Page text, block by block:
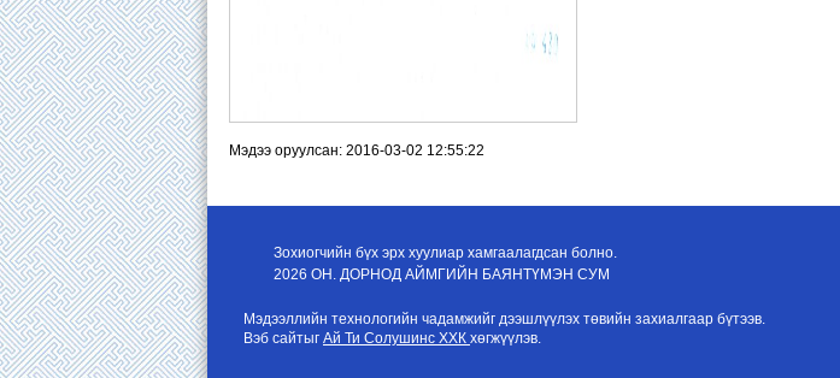
Мэдээ оруулсан: 2016-03-02 12:55:22
Зохиогчийн бүх эрх хуулиар хамгаалагдсан болно.
2026 ОН. ДОРНОД АЙМГИЙН БАЯНТҮМЭН СУМ
Мэдээллийн технологийн чадамжийг дээшлүүлэх төвийн захиалгаар бүтээв.
Вэб сайтыг Ай Ти Солушинс ХХК хөгжүүлэв.